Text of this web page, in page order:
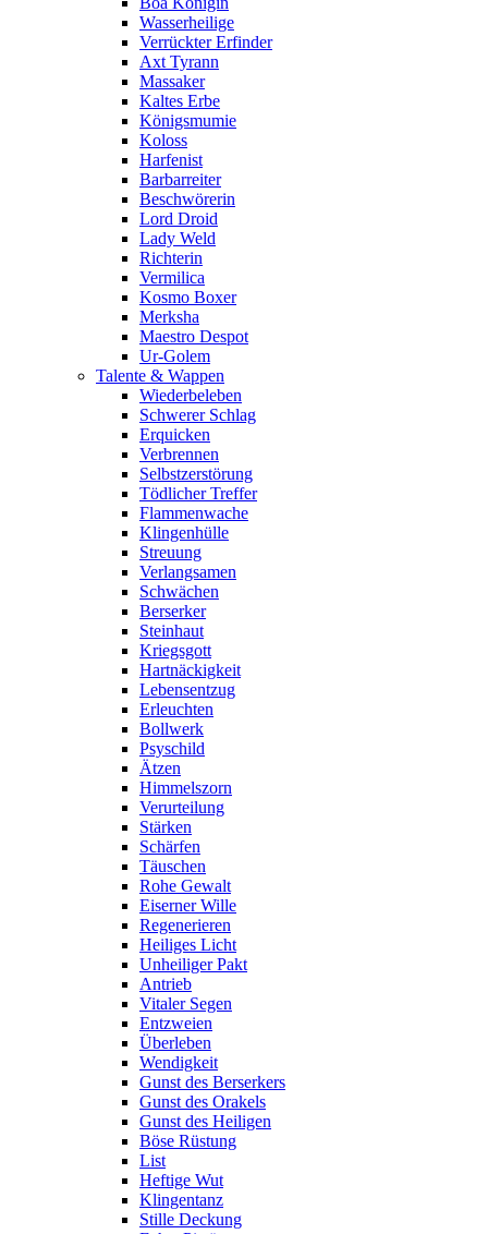
Wasserheilige
Verrückter Erfinder
Axt Tyrann
Massaker
Kaltes Erbe
Königsmumie
Koloss
Harfenist
Barbarreiter
Beschwörerin
Lord Droid
Lady Weld
Richterin
Vermilica
Kosmo Boxer
Merksha
Maestro Despot
Ur-Golem
Talente & Wappen
Wiederbeleben
Schwerer Schlag
Erquicken
Verbrennen
Selbstzerstörung
Tödlicher Treffer
Flammenwache
Klingenhülle
Streuung
Verlangsamen
Schwächen
Berserker
Steinhaut
Kriegsgott
Hartnäckigkeit
Lebensentzug
Erleuchten
Bollwerk
Psyschild
Ätzen
Himmelszorn
Verurteilung
Stärken
Schärfen
Täuschen
Rohe Gewalt
Eiserner Wille
Regenerieren
Heiliges Licht
Unheiliger Pakt
Antrieb
Vitaler Segen
Entzweien
Überleben
Wendigkeit
Gunst des Berserkers
Gunst des Orakels
Gunst des Heiligen
Böse Rüstung
List
Heftige Wut
Klingentanz
Stille Deckung